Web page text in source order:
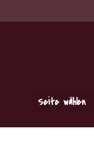
Seite wählen